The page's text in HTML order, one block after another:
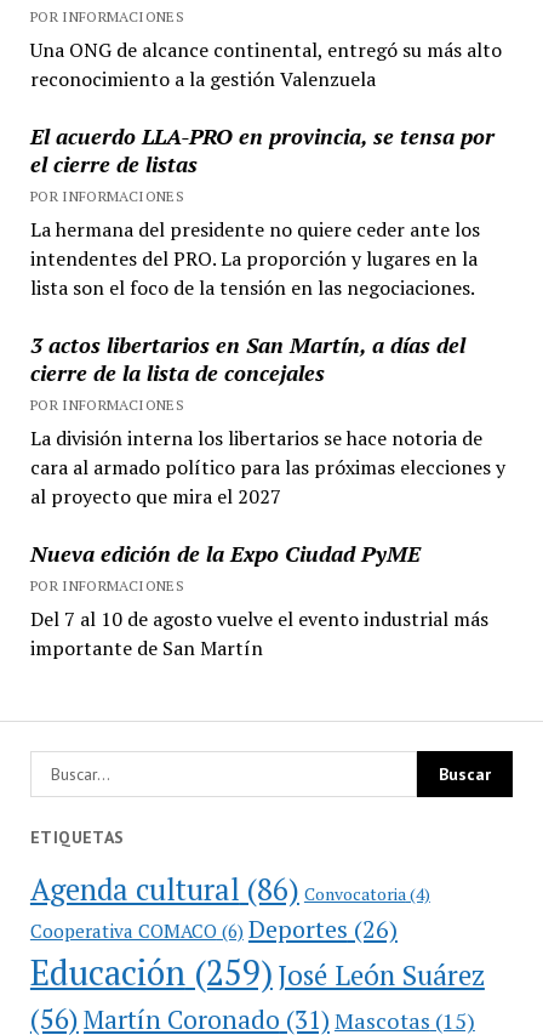
POR INFORMACIONES
Una ONG de alcance continental, entregó su más alto
reconocimiento a la gestión Valenzuela
El acuerdo LLA-PRO en provincia, se tensa por
el cierre de listas
POR INFORMACIONES
La hermana del presidente no quiere ceder ante los
intendentes del PRO. La proporción y lugares en la
lista son el foco de la tensión en las negociaciones.
3 actos libertarios en San Martín, a días del
cierre de la lista de concejales
POR INFORMACIONES
La división interna los libertarios se hace notoria de
cara al armado político para las próximas elecciones y
al proyecto que mira el 2027
Nueva edición de la Expo Ciudad PyME
POR INFORMACIONES
Del 7 al 10 de agosto vuelve el evento industrial más
importante de San Martín
ETIQUETAS
Agenda cultural (86) Convocatoria (4)
Cooperativa COMACO(6) Deportes (26)
Educación(259)José León Suárez
(56)Martín Coronado (31) Mascotas (15)